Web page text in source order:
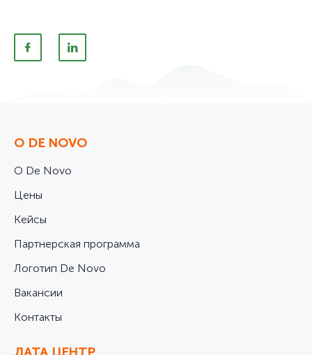
О DE NOVO
О De Novo
Цены
Кейсы
Партнерская программа
Логотип De Novo
Вакансии
Контакты